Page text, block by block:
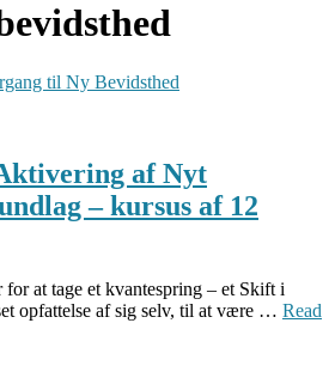
af Nyt
– kursus af 12
at tage et kvantespring – et Skift i
opfattelse af sig selv, til at være … Read